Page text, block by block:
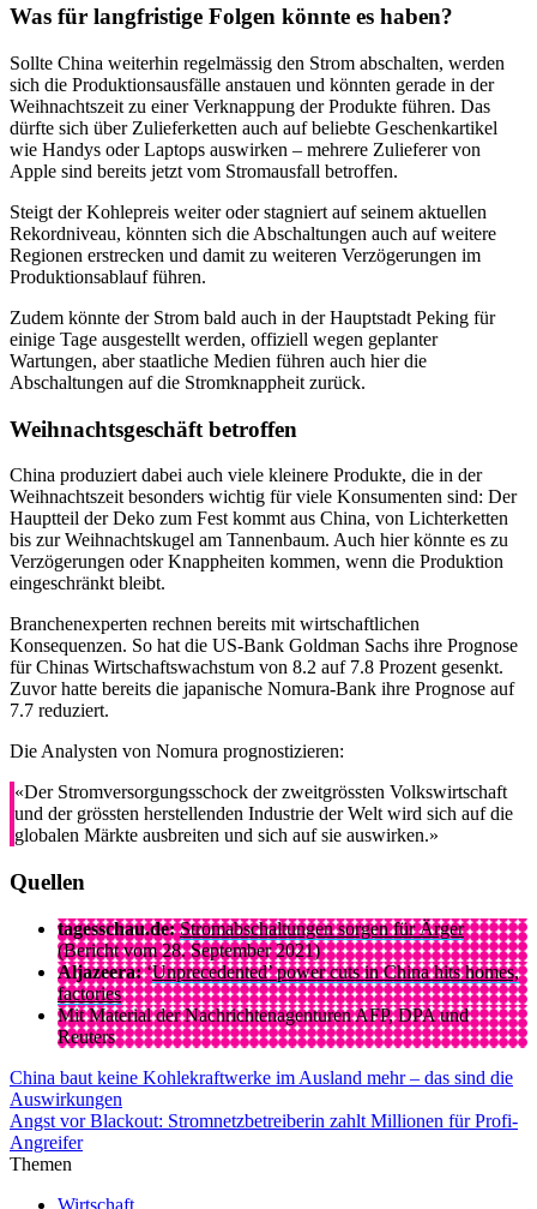
Was für langfristige Folgen könnte es haben?
Sollte China weiterhin regelmässig den Strom abschalten, werden
sich die Produktionsausfälle anstauen und könnten gerade in der
Weihnachtszeit zu einer Verknappung der Produkte führen. Das
dürfte sich über Zulieferketten auch auf beliebte Geschenkartikel
wie Handys oder Laptops auswirken – mehrere Zulieferer von
Apple sind bereits jetzt vom Stromausfall betroffen.
Steigt der Kohlepreis weiter oder stagniert auf seinem aktuellen
Rekordniveau, könnten sich die Abschaltungen auch auf weitere
Regionen erstrecken und damit zu weiteren Verzögerungen im
Produktionsablauf führen.
Zudem könnte der Strom bald auch in der Hauptstadt Peking für
einige Tage ausgestellt werden, offiziell wegen geplanter
Wartungen, aber staatliche Medien führen auch hier die
Abschaltungen auf die Stromknappheit zurück.
Weihnachtsgeschäft betroffen
China produziert dabei auch viele kleinere Produkte, die in der
Weihnachtszeit besonders wichtig für viele Konsumenten sind: Der
Hauptteil der Deko zum Fest kommt aus China, von Lichterketten
bis zur Weihnachtskugel am Tannenbaum. Auch hier könnte es zu
Verzögerungen oder Knappheiten kommen, wenn die Produktion
eingeschränkt bleibt.
Branchenexperten rechnen bereits mit wirtschaftlichen
Konsequenzen. So hat die US-Bank Goldman Sachs ihre Prognose
für Chinas Wirtschaftswachstum von 8.2 auf 7.8 Prozent gesenkt.
Zuvor hatte bereits die japanische Nomura-Bank ihre Prognose auf
7.7 reduziert.
Die Analysten von Nomura prognostizieren:
«Der Stromversorgungsschock der zweitgrössten Volkswirtschaft
und der grössten herstellenden Industrie der Welt wird sich auf die
globalen Märkte ausbreiten und sich auf sie auswirken.»
Quellen
tagesschau.de: Stromabschaltungen sorgen für Ärger
(Bericht vom 28. September 2021)
Aljazeera:‘Unprecedented’ power cuts in China hits homes,
factories
Mit Material der Nachrichtenagenturen AFP, DPA und
Reuters
China baut keine Kohlekraftwerke im Ausland mehr – das sind die
Auswirkungen
Angst vor Blackout: Stromnetzbetreiberin zahlt Millionen für Profi-
Angreifer
Themen
Wirtschaft